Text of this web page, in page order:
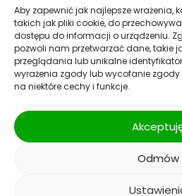
Aby zapewnić jak najlepsze wrażenia,
takich jak pliki cookie, do
dostępu do informacji o urządzeniu.
pozwoli nam przetwarzać dane, takie
przeglądania lub unikalne
wyrażenia zgody lub wycofanie zgody
na niektóre cechy i funkcje.
Odmów
Zastrzeganie
Zastrzeganie
Blokowanie
Informacja dla
| Polityka
CODE/
Facebook